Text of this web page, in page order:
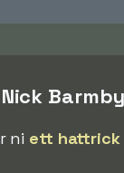
Barmby
ni ett hattrick